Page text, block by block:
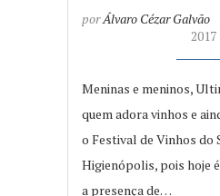
porÁlvaro Cézar Galvão
2017
Meninas e meninos,
quem adora vinhos e
o Festival de Vinhos do
Higienópolis, pois hoje
a presença de…